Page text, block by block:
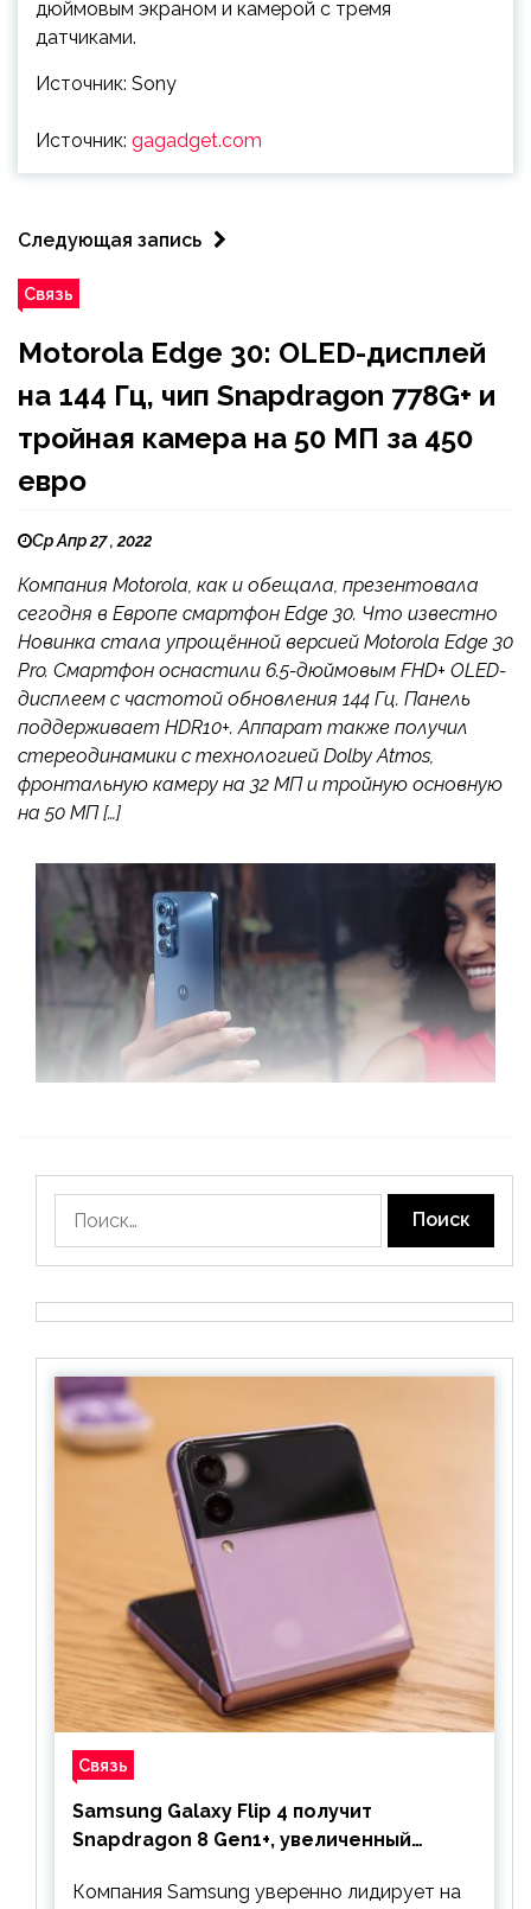
дюймовым экраном и камерой с тремя
датчиками.
Источник: Sony
Источник: gagadget.com
Следующая запись
Связь
Motorola Edge 30: OLED-дисплей
на 144 Гц, чип Snapdragon 778G+ и
тройная камера на 50 МП за 450
евро
Ср Апр 27 , 2022
Компания Motorola, как и обещала, презентовала
сегодня в Европе смартфон Edge 30. Что известно
Новинка стала упрощённой версией Motorola Edge 30
Pro. Смартфон оснастили 6.5-дюймовым FHD+ OLED-
дисплеем с частотой обновления 144 Гц. Панель
поддерживает HDR10+. Аппарат также получил
стереодинамики с технологией Dolby Atmos,
фронтальную камеру на 32 МП и тройную основную
на 50 МП […]
Связь
Samsung Galaxy Flip 4 получит
Snapdragon 8 Gen1+, увеличенный
предшественника
Компания Samsung уверенно лидирует на